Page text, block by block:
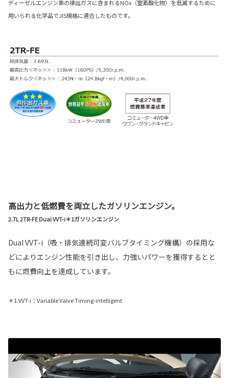
ディーゼルエンジン車の排出ガスに含まれるNOx（窒素酸化物）を低減するために
用いられる化学品でJIS規格に適合したものです。
高出力と低燃費を両立したガソリンエンジン。
2.7L 2TR-FE Dual VVT-i＊1ガソリンエンジン
Dual VVT-i（吸・排気連続可変バルブタイミング機構）の採用な
どによりエンジン性能を引き出し、力強いパワーを獲得するとと
もに燃費向上を達成しています。
＊1.VVT-i：Variable Valve Timing-intelligent